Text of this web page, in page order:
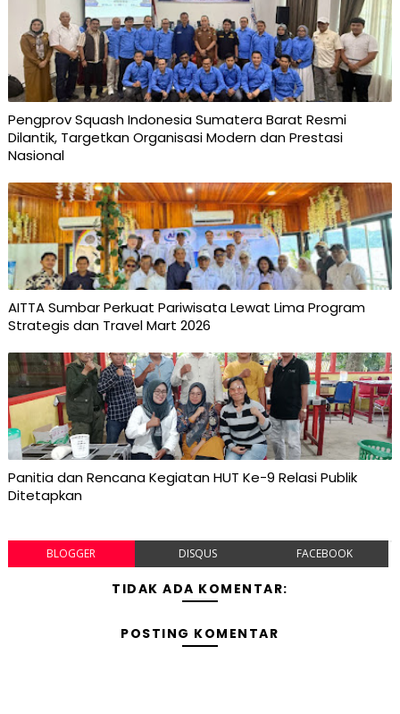
Pengprov Squash Indonesia Sumatera Barat Resmi
Dilantik, Targetkan Organisasi Modern dan Prestasi
Nasional
AITTA Sumbar Perkuat Pariwisata Lewat Lima Program
Strategis dan Travel Mart 2026
Panitia dan Rencana Kegiatan HUT Ke-9 Relasi Publik
Ditetapkan
BLOGGER DISQUS FACEBOOK
TIDAK ADA KOMENTAR:
POSTING KOMENTAR